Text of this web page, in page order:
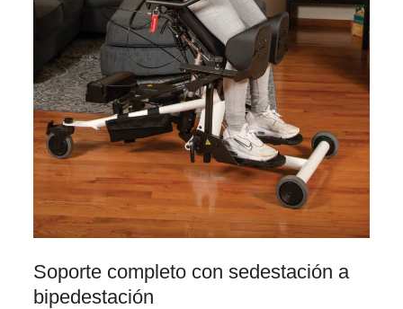
Soporte completo con sedestación a
bipedestación